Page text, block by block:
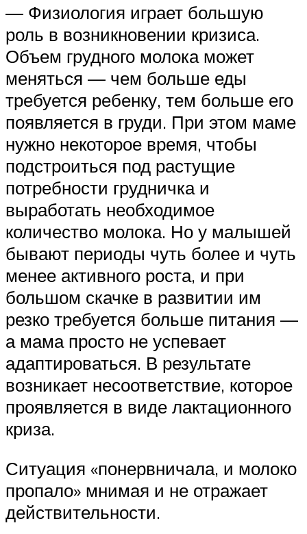
— Физиология играет большую
роль в возникновении кризиса.
Объем грудного молока может
меняться — чем больше еды
требуется ребенку, тем больше его
появляется в груди. При этом маме
нужно некоторое время, чтобы
подстроиться под растущие
потребности грудничка и
выработать необходимое
количество молока. Но у малышей
бывают периоды чуть более и чуть
менее активного роста, и при
большом скачке в развитии им
резко требуется больше питания —
а мама просто не успевает
адаптироваться. В результате
возникает несоответствие, которое
проявляется в виде лактационного
криза.
Ситуация «понервничала, и молоко
пропало» мнимая и не отражает
действительности.